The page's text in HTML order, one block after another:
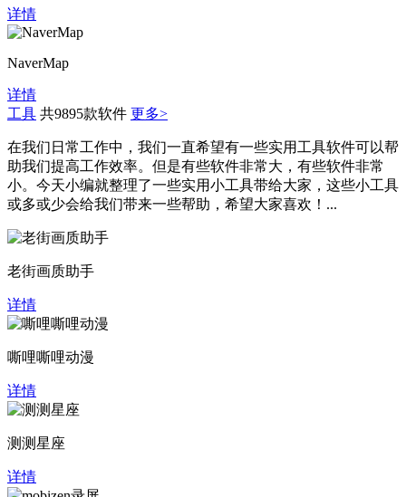
详情
NaverMap
详情
工具 共9895款软件 更多>
在我们日常工作中，我们一直希望有一些实用工具软件可以帮
助我们提高工作效率。但是有些软件非常大，有些软件非常
小。今天小编就整理了一些实用小工具带给大家，这些小工具
或多或少会给我们带来一些帮助，希望大家喜欢！...
老街画质助手
详情
嘶哩嘶哩动漫
详情
测测星座
详情